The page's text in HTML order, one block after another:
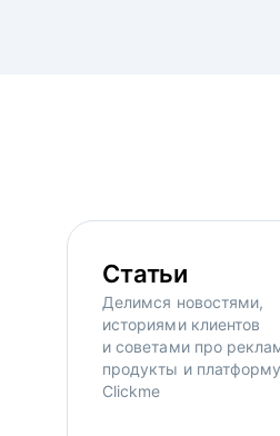
Статьи
Делимся новостями,
историями клиентов
и советами про
продукты и платформу
Clickme